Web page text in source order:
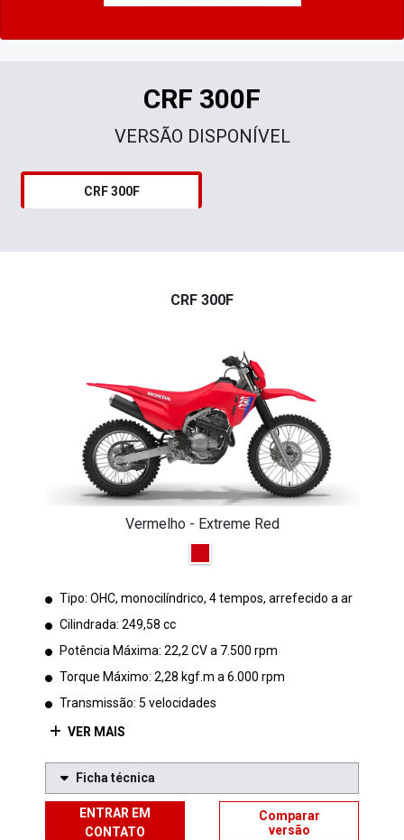
CRF 300F
VERSÃO DISPONÍVEL
CRF 300F
CRF 300F
Vermelho - Extreme Red
Tipo: OHC, monocilíndrico, 4 tempos, arrefecido a ar
Cilindrada: 249,58 cc
Potência Máxima: 22,2 CV a 7.500 rpm
Torque Máximo: 2,28 kgf.m a 6.000 rpm
Transmissão: 5 velocidades
VER MAIS
Ficha técnica
ENTRAR EM
CONTATO
Comparar
versão